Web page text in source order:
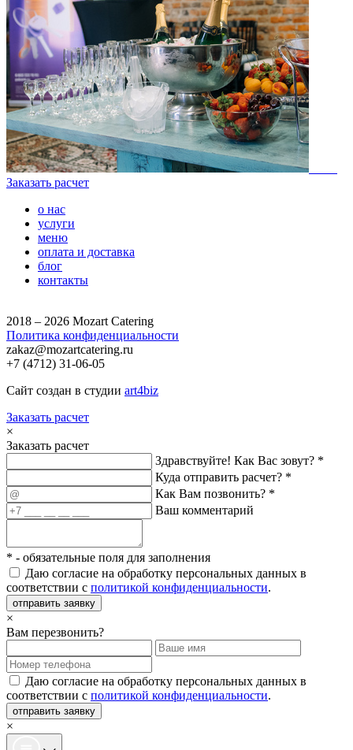
Заказать расчет
о нас
услуги
меню
оплата и доставка
блог
контакты
2018 – 2026 Mozart Catering
Политика конфиденциальности
zakaz@mozartcatering.ru
+7 (4712) 31-06-05
Сайт создан в студии art4biz
Заказать расчет
×
Заказать расчет
Здравствуйте! Как Вас зовут? *
Куда отправить расчет? *
Как Вам позвонить? *
Ваш комментарий
* - обязательные поля для заполнения
Даю согласие на обработку персональных данных в
соответствии с политикой конфиденциальности.
отправить заявку
×
Вам перезвонить?
Даю согласие на обработку персональных данных в
соответствии с политикой конфиденциальности.
отправить заявку
×